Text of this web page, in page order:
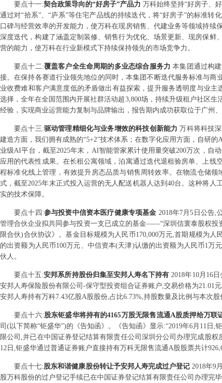
要点十一:契合政策导向的“好房子”产品力 万科始终坚持“好房子、
通过对“拾系”、“庐系”等住宅产品线的持续迭代，将“好房子”的标准
口碑与经营效率的开发能力，使万科在现房销售、代建业务等领域持
深度迭代，构建了涵盖定制装修、销售行为优化、场景更新、现房保
营的能力，使万科在行业新模式下持续保持领先的市场竞争力。
要点十二:覆盖客户全生命周期的多业态综合服务力本集团通过构
接。在保持各赛道行业领先地位的同时，本集团不断迭代服务标准与商
业收费难和客户满意度低的矛盾做出有益探索，提升服务透明度与业
选择，全年在全国范围内开展社群活动超3,800场，持续升级租户社区
经验，实现商业运营能力复制与品牌输出，报告期内成功获取位于广州
要点十三:驱动管理精细化与业务增效的科技创新能力万科将科技
建造方面，我们拥有成熟的“5+2”技术体系；在数字化应用方面，自研
业级AI平台，截至2025年末，AI智能管家累计使用量突破200万次，
应用的代表性成果。在长租公寓领域，泊寓通过迭代退租验房单、上
程标准化线上管理，有效提升房态品质与销售周转效率。在物流仓储
式，截至2025年末正式投入运营的无人配送机器人达到40台。这种将
实的技术保障。
要点十四 :参与投资中信资本医疗健康专项基金 2018年7月5日公告,
管理合伙企业拟共同参与投资一支已成立的基金——“深圳信寰泰股权投
限合伙)合伙协议》。基金目标规模为人民币170,000万元,首期规模为
的出资额为人民币100万元、中信资本(天津)认缴的出资额为人民币1
伙人。
要点十五:安邦系所持股份归集至安邦人寿名下持有2018年10月16
安邦人寿保险股份有限公司-保守型投资组合证券账户,交易价格为21.01
安邦人寿持有万科7.43亿股A股股份,占比6.73%,持股数量及比例与本次
要点十六:股东钜盛华将持有的4165万股无限售流通A股质押给万联
司(以下简称“钜盛华”)的《告知函》。《告知函》显示:“2019年6月11日
限公司,并已在中国证券登记结算有限责任公司深圳分公司办理完成股
12日,钜盛华通过普通证券账户直接持有万科无限售流通A股股票共计
要点十七:股东和谐健康股份转让予安邦人寿完成过户登记2018年9
股万科股份的过户登记手续已在中国证券登记结算有限责任公司办理完